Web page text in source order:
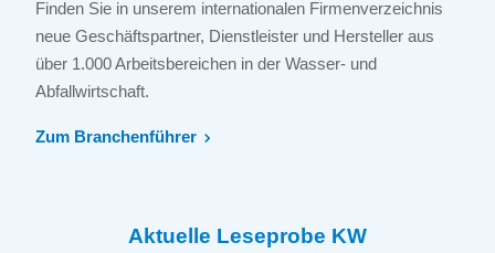
Finden Sie in unserem internationalen Firmenverzeichnis
neue Geschäftspartner, Dienstleister und Hersteller aus
über 1.000 Arbeitsbereichen in der Wasser- und
Abfallwirtschaft.
Zum Branchenführer
Aktuelle Leseprobe KW